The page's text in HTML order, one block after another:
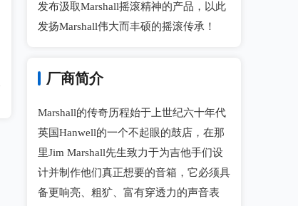
发布汲取Marshall摇滚精神的产品，以此
发扬Marshall伟大而丰硕的摇滚传承！
厂商简介
Marshall的传奇历程始于上世纪六十年代
英国Hanwell的一个不起眼的鼓店，在那
里Jim Marshall先生致力于为吉他手们设
计并制作他们真正想要的音箱，它必须具
备更响亮、粗犷、富有穿透力的声音表